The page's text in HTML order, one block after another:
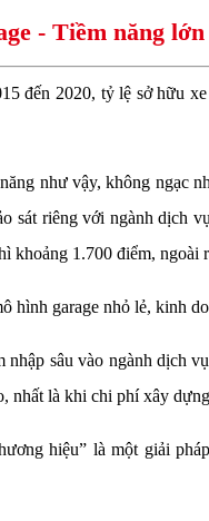
- Tiềm năng
đến 2020, tỷ lệ sở hữu
như vậy, không ngạc
sát riêng với ngành dịch
khoảng 1.700 điểm, ngoài
hình garage nhỏ lẻ, kinh
sâu vào ngành dịch
nhất là khi chi phí xây
hiệu” là một giải